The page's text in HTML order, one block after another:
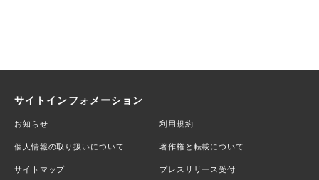
サイトインフォメーション
お知らせ 利用規約
個人情報の取り扱いについて 著作権と転載について
サイトマップ プレスリリース受付